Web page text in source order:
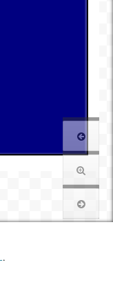
.